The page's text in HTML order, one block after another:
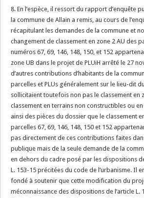
8. En l’espèce, il ressort du rapport d’enquête
la commune de Allain a remis, au cours de
récapitulant les demandes de la commune et
changement de classement en zone 2 AU des
numéros 67, 69, 146, 148, 150, et 152
zone UB dans le projet de PLUiH arrêté le 27
d’autres contributions d’habitants de la
parcelles et PLUs généralement sur le lieu-dit
sollicitaient toutefois non pas le classement en
classement en terrains non constructibles ou
ainsi des pièces du dossier que le classement
parcelles 67, 69, 146, 148, 150 et 152
pas directement de ces contributions faites
publique mais de la seule demande de la
en dehors du cadre posé par les dispositions
L. 153-15 précitées du code de l’urbanisme. Il
fondé à soutenir que cette modification du
méconnaissance des dispositions de l’article L.